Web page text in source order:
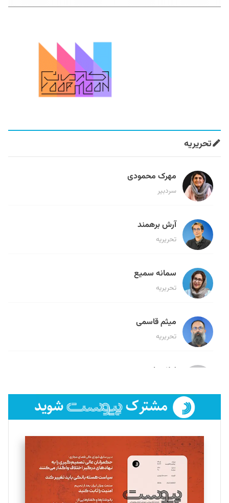
تحریریه
مهرک محمودی
سردبیر
آرش برهمند
تحریریه
سمانه سمیع
تحریریه
میثم قاسمی
تحریریه
لیلا حنارود
فائزه فتحی رستمی
تحریریه
سروش کرمیان
تحریریه